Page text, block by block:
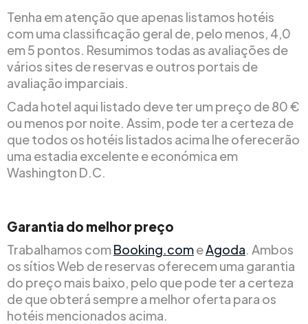
Tenha em atenção que apenas listamos hotéis
com uma classificação geral de, pelo menos, 4,0
em 5 pontos. Resumimos todas as avaliações de
vários sites de reservas e outros portais de
avaliação imparciais.
Cada hotel aqui listado deve ter um preço de 80 €
ou menos por noite. Assim, pode ter a certeza de
que todos os hotéis listados acima lhe oferecerão
uma estadia excelente e económica em
Washington D.C.
Garantia do melhor preço
Trabalhamos comBooking.comeAgoda. Ambos
os sítios Web de reservas oferecem uma garantia
do preço mais baixo, pelo que pode ter a certeza
de que obterá sempre a melhor oferta para os
hotéis mencionados acima.